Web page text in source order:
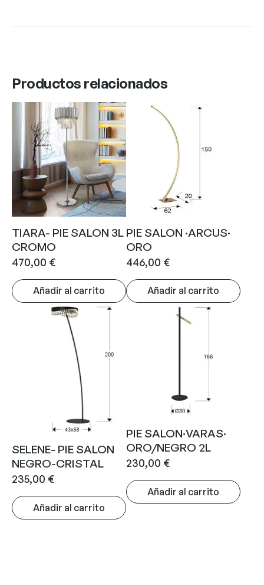
Productos relacionados
TIARA- PIE SALON 3L
CROMO
470,00 €
Añadir al carrito
PIE SALON ·ARCUS·
ORO
446,00 €
Añadir al carrito
SELENE- PIE SALON
NEGRO-CRISTAL
235,00 €
Añadir al carrito
PIE SALON·VARAS·
ORO/NEGRO 2L
230,00 €
Añadir al carrito